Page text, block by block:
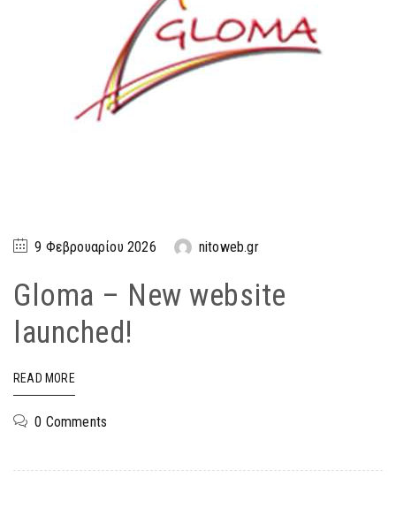
9 Φεβρουαρίου 2026 nitoweb.gr
Gloma – New website
launched!
READ MORE
0 Comments